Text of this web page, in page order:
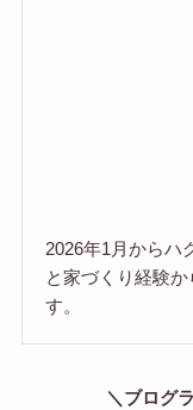
2026年1月からハ
と家づくり経験
す。
＼ブログ